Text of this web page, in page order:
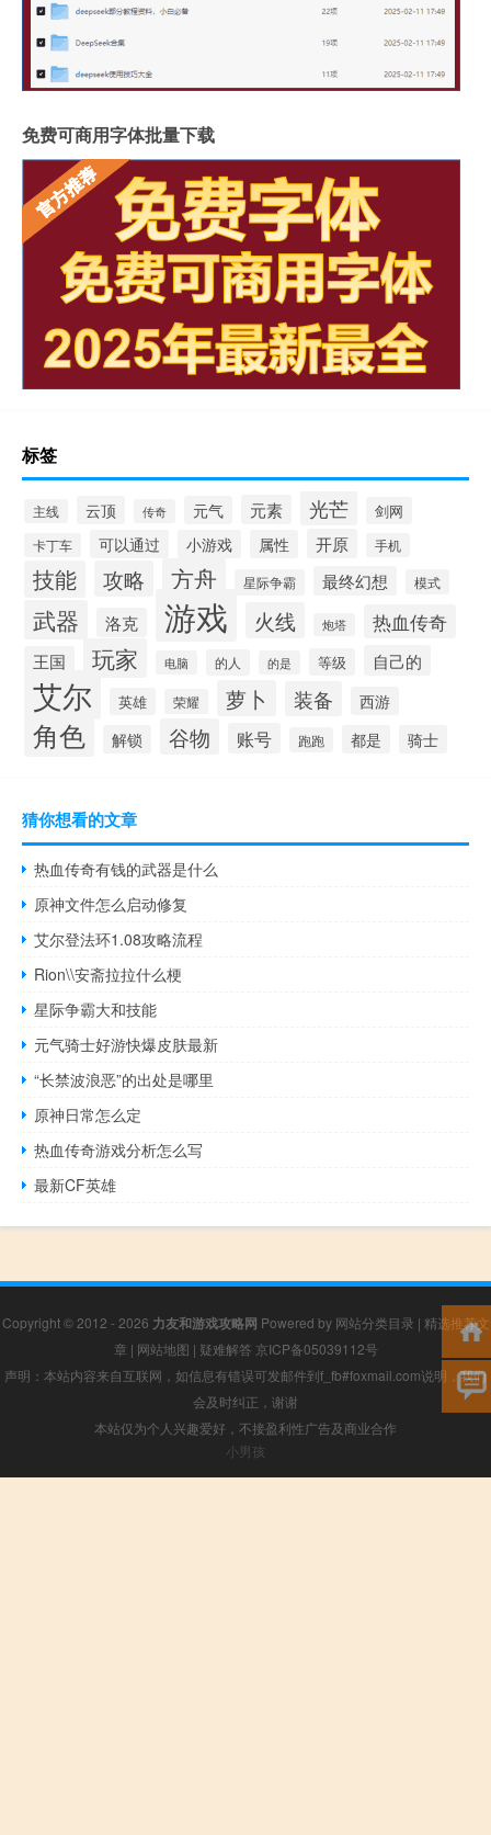
免费可商用字体批量下载
标签
主线 云顶 传奇 元气 元素 光芒 剑网
卡丁车 可以通过 小游戏 属性 开原 手机
技能 攻略 方舟 星际争霸 最终幻想 模式
武器 洛克 游戏 火线 炮塔 热血传奇
王国 玩家 电脑 的人 的是 等级 自己的
艾尔 英雄 荣耀 萝卜 装备 西游
角色 解锁 谷物 账号 跑跑 都是 骑士
猜你想看的文章
热血传奇有钱的武器是什么
原神文件怎么启动修复
艾尔登法环1.08攻略流程
Rion\\安斋拉拉什么梗
星际争霸大和技能
元气骑士好游快爆皮肤最新
“长禁波浪恶”的出处是哪里
原神日常怎么定
热血传奇游戏分析怎么写
最新CF英雄
Copyright © 2012 - 2026 力友和游戏攻略网 Powered by 网站分类目录 | 精选推荐文
章 | 网站地图 | 疑难解答 京ICP备05039112号
声明：本站内容来自互联网，如信息有错误可发邮件到f_fb#foxmail.com说明，我们
会及时纠正，谢谢
本站仅为个人兴趣爱好，不接盈利性广告及商业合作
小男孩